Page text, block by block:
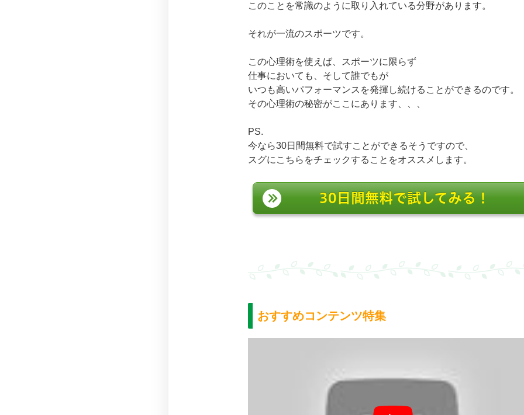
このことを常識のように取り入れている分野があります。
それが一流のスポーツです。
この心理術を使えば、スポーツに限らず
仕事においても、そして誰でもが
いつも高いパフォーマンスを発揮し続けることができるのです。
その心理術の秘密がここにあります、、、
PS.
今なら30日間無料で試すことができるそうですので、
スグにこちらをチェックすることをオススメします。
30日間無料で試してみる！
おすすめコンテンツ特集